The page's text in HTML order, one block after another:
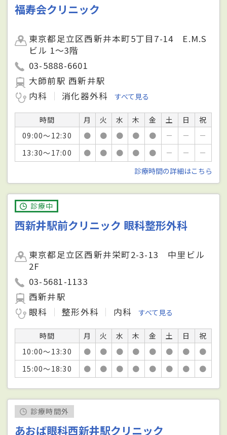
福寿会クリニック
東京都足立区西新井本町5丁目7-14 E.M.S
ビル 1～3階
03-5888-6601
大師前駅 西新井駅
内科
消化器外科 すべて見る
時間 月 火 水 木 金 土 日
祝
09:00～12:30
● ● ● ● ● － －
－
13:30～17:00
● ● ● ● ● － －
－
診療時間の詳細はこちら
診療中
西新井駅前クリニック 眼科整形外科
東京都足立区西新井栄町2-3-13 中里ビル
2F
03-5681-1133
西新井駅
眼科
整形外科 内科 すべて見る
時間 月 火 水 木 金 土 日
祝
10:00～13:30
● ● ● ● ● ● ●
●
15:00～18:30
● ● ● ● ● ● ● ●
診療時間外
あおば眼科西新井駅クリニック